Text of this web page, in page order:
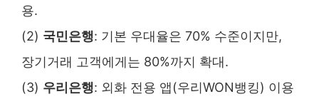
용.
(2) 국민은행: 기본 우대율은 70% 수준이지만,
장기거래 고객에게는 80%까지 확대.
(3) 우리은행: 외화 전용 앱(우리WON뱅킹) 이용